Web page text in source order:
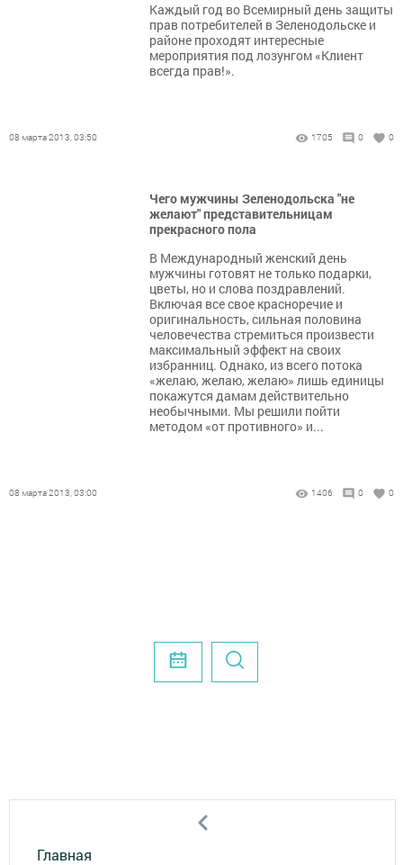
Каждый год во Всемирный день защиты
прав потребителей в Зеленодольске и
районе проходят интересные
мероприятия под лозунгом «Клиент
всегда прав!».
08 марта 2013, 03:50 1705 0 0
Чего мужчины Зеленодольска "не
желают" представительницам
прекрасного пола
В Международный женский день
мужчины готовят не только подарки,
цветы, но и слова поздравлений.
Включая все свое красноречие и
оригинальность, сильная половина
человечества стремиться произвести
максимальный эффект на своих
избранниц. Однако, из всего потока
«желаю, желаю, желаю» лишь единицы
покажутся дамам действительно
необычными. Мы решили пойти
методом «от противного» и...
08 марта 2013, 03:00 1406 0 0
Главная